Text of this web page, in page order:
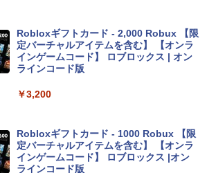
tomtoc 360°保護 15.6 16インチ パソコ
ンケース Dell NEC Lavie ASUS HP dyna
【Amazon.co.jp限定】 HP ノートパソコ
ン 15-fd 15.6インチ 16GBメモリ 512GB
SSD インテル Core 5
Robloxギフトカード - 2,000 Robux 【限
定バーチャルアイテムを含む】 【オンラ
インゲームコード】 ロブロックス | オン
ラインコード版
￥3,200
Robloxギフトカード - 1000 Robux 【限
定バーチャルアイテムを含む】 【オンラ
インゲームコード】 ロブロックス |オン
ラインコード版